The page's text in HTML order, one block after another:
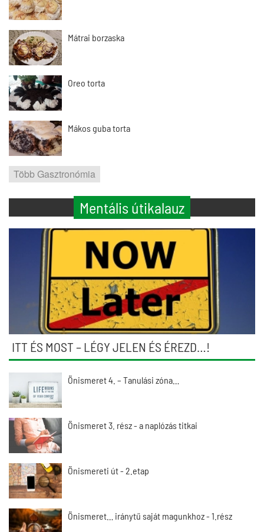
Mátrai borzaska
Oreo torta
Mákos guba torta
Több Gasztronómia
Mentális útikalauz
ITT ÉS MOST – LÉGY JELEN ÉS ÉREZD…!
Önismeret 4. – Tanulási zóna…
Önismeret 3. rész - a naplózás titkai
Önismereti út - 2.etap
Önismeret… iránytű saját magunkhoz - 1.rész